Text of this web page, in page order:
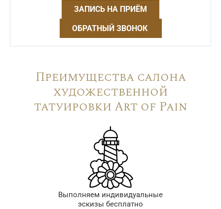
ЗАПИСЬ НА ПРИЁМ
ОБРАТНЫЙ ЗВОНОК
Преимущества салона
художественной
татуировки Art of Pain
Выполняем индивидуальные
эскизы бесплатно